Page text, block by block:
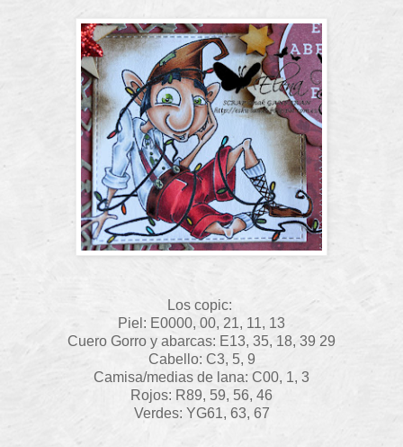
Los copic:
Piel: E0000, 00, 21, 11, 13
Cuero Gorro y abarcas: E13, 35, 18, 39 29
Cabello: C3, 5, 9
Camisa/medias de lana: C00, 1, 3
Rojos: R89, 59, 56, 46
Verdes: YG61, 63, 67